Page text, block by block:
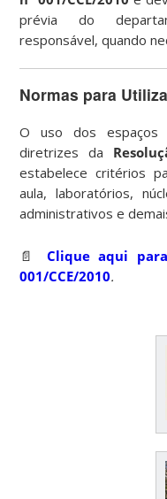
prévia do
responsável, quando
Normas para
O uso dos espaços
diretrizes da
estabelece critérios
aula, laboratórios,
administrativos e
📄 Clique aqui
001/CCE/2010.